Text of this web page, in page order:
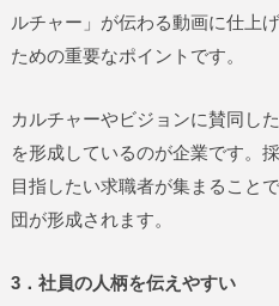
ルチャー」が伝わる動画に仕上
ための重要なポイントです。
カルチャーやビジョンに賛同し
を形成しているのが企業です。
目指したい求職者が集まること
団が形成されます。
3．社員の人柄を伝えやすい